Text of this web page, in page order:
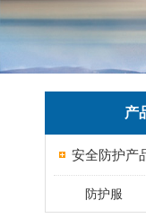
产
安全防护产
防护服